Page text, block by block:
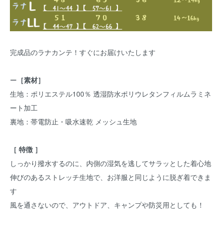
完成品のラナカンテ！すぐにお届けいたします
ー ［素材］
生地：ポリエステル100％ 透湿防水ポリウレタンフィルムラミネ
ート加工
裏地：帯電防止・吸水速乾 メッシュ生地
［ 特徴 ］
しっかり撥水するのに、内側の湿気を逃してサラッとした着心地
伸びのあるストレッチ生地で、お洋服と同じように脱ぎ着できま
す
風を通さないので、アウトドア、キャンプや防災用としても！